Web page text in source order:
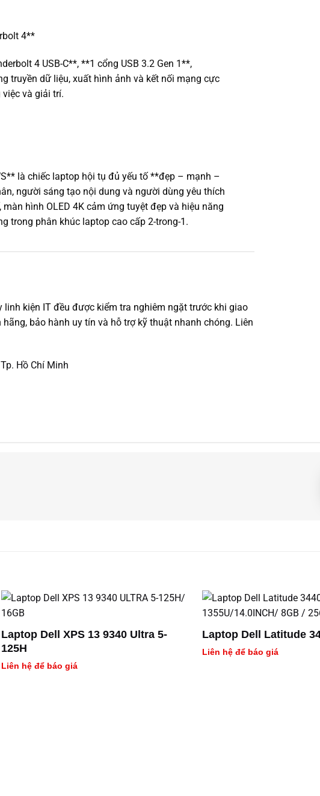
4**
4 USB-C**, **1 cổng USB 3.2 Gen 1**,
truyền dữ liệu, xuất hình ảnh và kết nối mạng cực
và giải trí.
là chiếc laptop hội tụ đủ yếu tố **đẹp – mạnh –
người sáng tạo nội dung và người dùng yêu thích
hình OLED 4K cảm ứng tuyệt đẹp và hiệu năng
trong phân khúc laptop cao cấp 2-trong-1.
linh kiện IT đều được kiểm tra nghiêm ngặt trước khi giao
bảo hành uy tín và hỗ trợ kỹ thuật nhanh chóng. Liên
Hồ Chí Minh
Laptop Dell XPS 13 9340 Ultra 5-
125H
Liên hệ để báo giá
Laptop Dell Latitude
Liên hệ để báo giá